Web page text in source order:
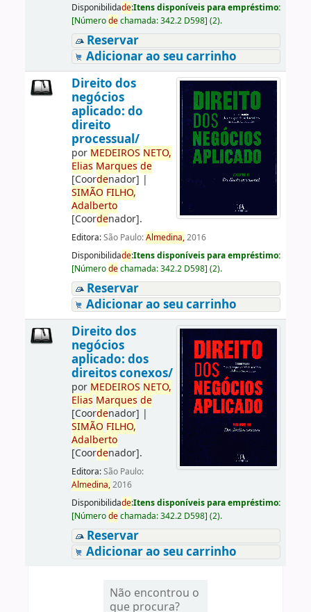
Disponibilidade:Itens disponíveis para empréstimo:
[Númerodechamada:342.2 D598] (2).
Reservar
Adicionar ao seu carrinho
Direito dos
negócios
aplicado: do
direito
processual/
por MEDEIROS NETO,
Elias Marques de
[Coordenador] |
SIMÃO FILHO,
Adalberto
[Coordenador].
Editora:São Paulo:Almedina,2016
Disponibilidade:Itens disponíveis para empréstimo:
[Númerodechamada:342.2 D598] (2).
Reservar
Adicionar ao seu carrinho
Direito dos
negócios
aplicado: dos
direitos conexos/
por MEDEIROS NETO,
Elias Marques de
[Coordenador] |
SIMÃO FILHO,
Adalberto
[Coordenador].
Editora:São Paulo:
Almedina,2016
Disponibilidade:Itens disponíveis para empréstimo:
[Númerodechamada:342.2 D598] (2).
Reservar
Adicionar ao seu carrinho
Não encontrou o
que procura?